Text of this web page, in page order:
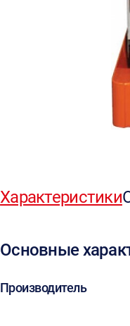
Характеристики
Основные
Производитель